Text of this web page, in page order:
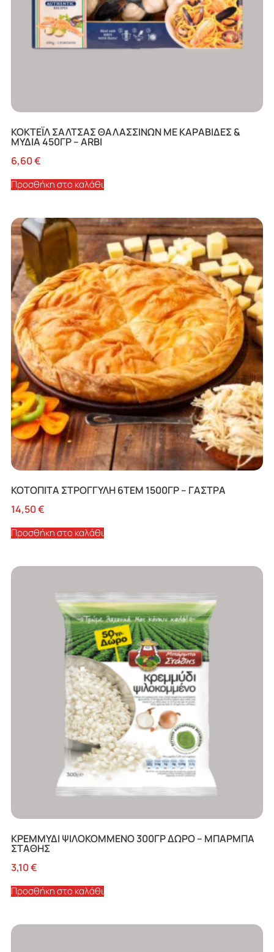
ΚΟΚΤΕΪΛ ΣΑΛΤΣΑΣ ΘΑΛΑΣΣΙΝΩΝ ΜΕ ΚΑΡΑΒΙΔΕΣ &
ΜΥΔΙΑ 450ΓΡ – ARBI
6,60€
Προσθήκη στο καλάθι
ΚΟΤΟΠΙΤΑ ΣΤΡΟΓΓΥΛΗ 6ΤΕΜ 1500ΓΡ – ΓΑΣΤΡΑ
14,50€
Προσθήκη στο καλάθι
ΚΡΕΜΜΥΔΙ ΨΙΛΟΚΟΜΜΕΝΟ 300ΓΡ ΔΩΡΟ – ΜΠΑΡΜΠΑ
ΣΤΑΘΗΣ
3,10€
Προσθήκη στο καλάθι